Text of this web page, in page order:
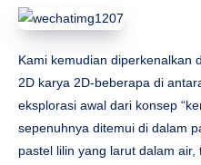
Kami kemudian diperkenalkan
2D karya 2D-beberapa di
eksplorasi awal dari konsep
sepenuhnya ditemui di dalam
pastel lilin yang larut dalam